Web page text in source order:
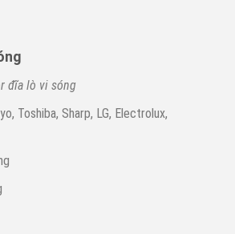
đĩa lò vi sóng
Toshiba, Sharp, LG, Electrolux,